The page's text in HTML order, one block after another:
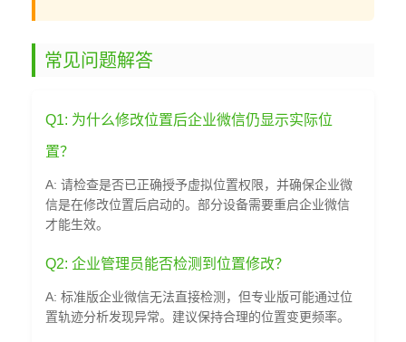
常见问题解答
Q1: 为什么修改位置后企业微信仍显示实际位
置？
A: 请检查是否已正确授予虚拟位置权限，并确保企业微
信是在修改位置后启动的。部分设备需要重启企业微信
才能生效。
Q2: 企业管理员能否检测到位置修改？
A: 标准版企业微信无法直接检测，但专业版可能通过位
置轨迹分析发现异常。建议保持合理的位置变更频率。